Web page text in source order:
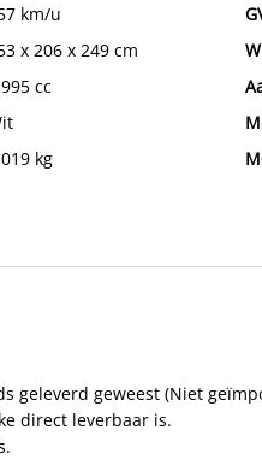
km/u
x 206 x 249 cm
cc
kg
g/km
geleverd geweest (Niet
direct leverbaar is.